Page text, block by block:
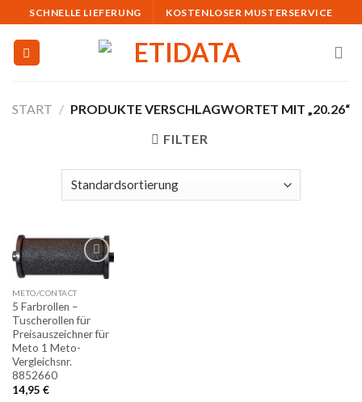
to
content
SCHNELLE LIEFERUNG KOSTENLOSER MUSTERSERVICE
START / PRODUKTE VERSCHLAGWORTET MIT „20.26“
FILTER
Merkliste
METO/CONTACT
5 Farbrollen –
Tuscherollen für
Preisauszeichner für
Meto 1 Meto-
Vergleichsnr.
8852660
14,95 €